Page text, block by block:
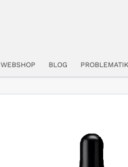
WEBSHOP BLOG